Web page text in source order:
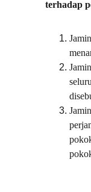
terhadap